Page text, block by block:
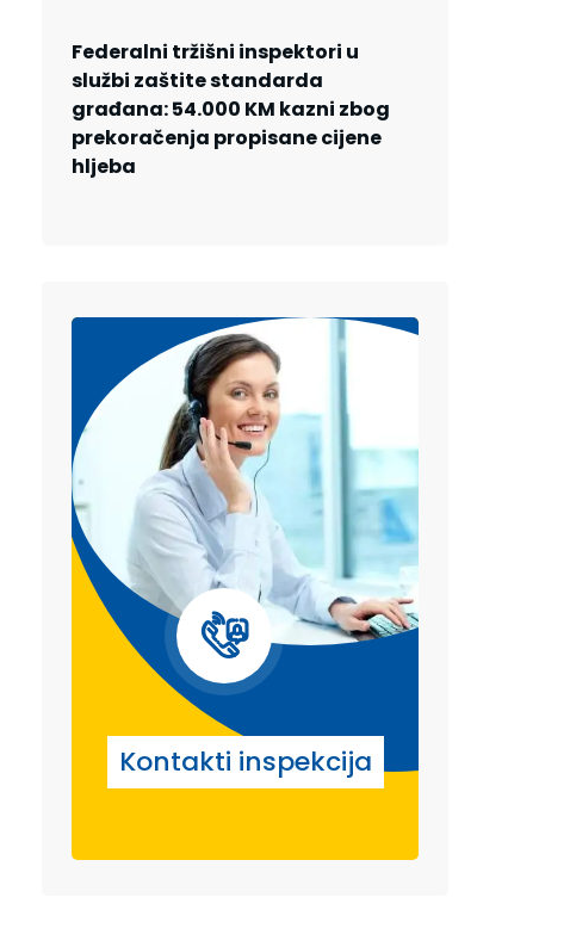
Federalni tržišni inspektori u
službi zaštite standarda
građana: 54.000 KM kazni zbog
prekoračenja propisane cijene
hljeba
Kontakti inspekcija